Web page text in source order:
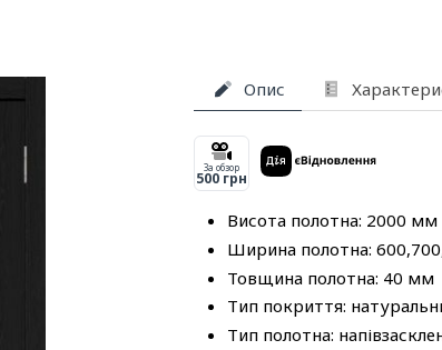
Опис
За обзор
500 грн
Висота полотна: 2000 мм
Ширина полотна:
Товщина полотна: 40 мм
Тип покриття:
Тип полотна: